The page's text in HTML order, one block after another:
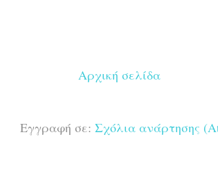
Αρχική σελίδα
Εγγραφή σε: Σχόλια ανάρτησης